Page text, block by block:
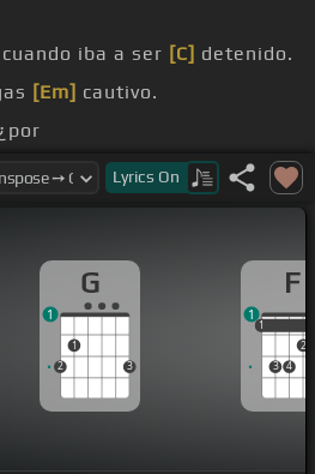
iba a ser [C] detenido.
[Em] cautivo.
armas?
traigo una orden[C]
Lyrics On
G
2
1
3
1
F
1
3 4
2
1
1